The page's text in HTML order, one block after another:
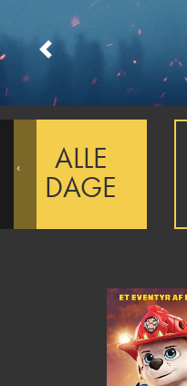
Previous
‹ ALLE
DAGE